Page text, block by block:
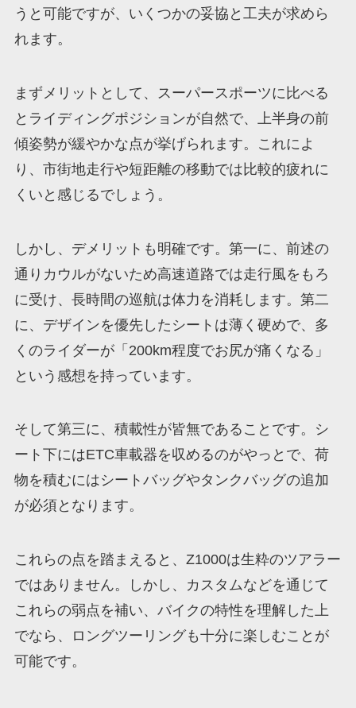
うと可能ですが、いくつかの妥協と工夫が求めら
れます。
まずメリットとして、スーパースポーツに比べる
とライディングポジションが自然で、上半身の前
傾姿勢が緩やかな点が挙げられます。これによ
り、市街地走行や短距離の移動では比較的疲れに
くいと感じるでしょう。
しかし、デメリットも明確です。第一に、前述の
通りカウルがないため高速道路では走行風をもろ
に受け、長時間の巡航は体力を消耗します。第二
に、デザインを優先したシートは薄く硬めで、多
くのライダーが「200km程度でお尻が痛くなる」
という感想を持っています。
そして第三に、積載性が皆無であることです。シ
ート下にはETC車載器を収めるのがやっとで、荷
物を積むにはシートバッグやタンクバッグの追加
が必須となります。
これらの点を踏まえると、Z1000は生粋のツアラー
ではありません。しかし、カスタムなどを通じて
これらの弱点を補い、バイクの特性を理解した上
でなら、ロングツーリングも十分に楽しむことが
可能です。